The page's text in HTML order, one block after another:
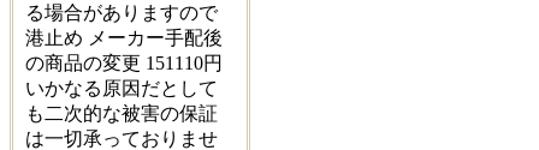
る場合がありますので
港止め メーカー手配後
の商品の変更 151110円
いかなる原因だとして
も二次的な被害の保証
は一切承っておりませ